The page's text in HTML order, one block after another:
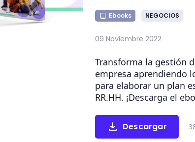
Ebooks NEGOCIOS
09 Noviembre 2022
Transforma la gestión
empresa aprendiendo
para elaborar un plan
RR.HH. ¡Descarga el
Descargar